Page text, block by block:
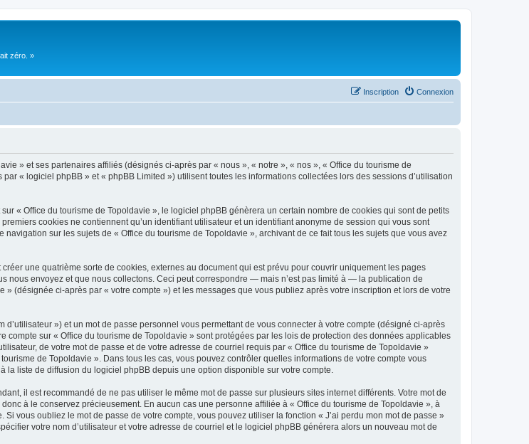
zéro. »
Connexion
Inscription
» et ses partenaires affiliés (désignés ci-après par « nous », « notre », « nos », « Office du tourisme de
« logiciel phpBB » et « phpBB Limited ») utilisent toutes les informations collectées lors des sessions d’utilisation
« Office du tourisme de Topoldavie », le logiciel phpBB génèrera un certain nombre de cookies qui sont de petits
cookies ne contiennent qu’un identifiant utilisateur et un identifiant anonyme de session qui vous sont
sur les sujets de « Office du tourisme de Topoldavie », archivant de ce fait tous les sujets que vous avez
une quatrième sorte de cookies, externes au document qui est prévu pour couvrir uniquement les pages
nous envoyez et que nous collectons. Ceci peut correspondre — mais n’est pas limité à — la publication de
(désignée ci-après par « votre compte ») et les messages que vous publiez après votre inscription et lors de votre
») et un mot de passe personnel vous permettant de vous connecter à votre compte (désigné ci-après
sur « Office du tourisme de Topoldavie » sont protégées par les lois de protection des données applicables
de votre mot de passe et de votre adresse de courriel requis par « Office du tourisme de Topoldavie »
de Topoldavie ». Dans tous les cas, vous pouvez contrôler quelles informations de votre compte vous
liste de diffusion du logiciel phpBB depuis une option disponible sur votre compte.
il est recommandé de ne pas utiliser le même mot de passe sur plusieurs sites internet différents. Votre mot de
à le conservez précieusement. En aucun cas une personne affiliée à « Office du tourisme de Topoldavie », à
vous oubliez le mot de passe de votre compte, vous pouvez utiliser la fonction « J’ai perdu mon mot de passe »
votre nom d’utilisateur et votre adresse de courriel et le logiciel phpBB générera alors un nouveau mot de